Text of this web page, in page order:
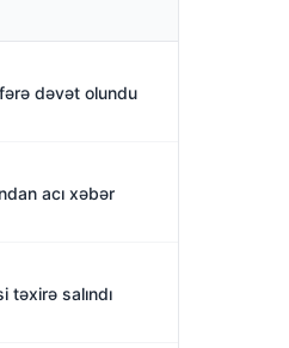
dəvət olundu
acı xəbər
təxirə salındı